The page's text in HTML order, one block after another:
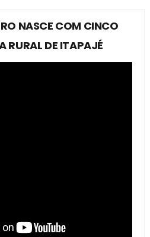
NASCE COM CINCO
RURAL DE ITAPAJÉ